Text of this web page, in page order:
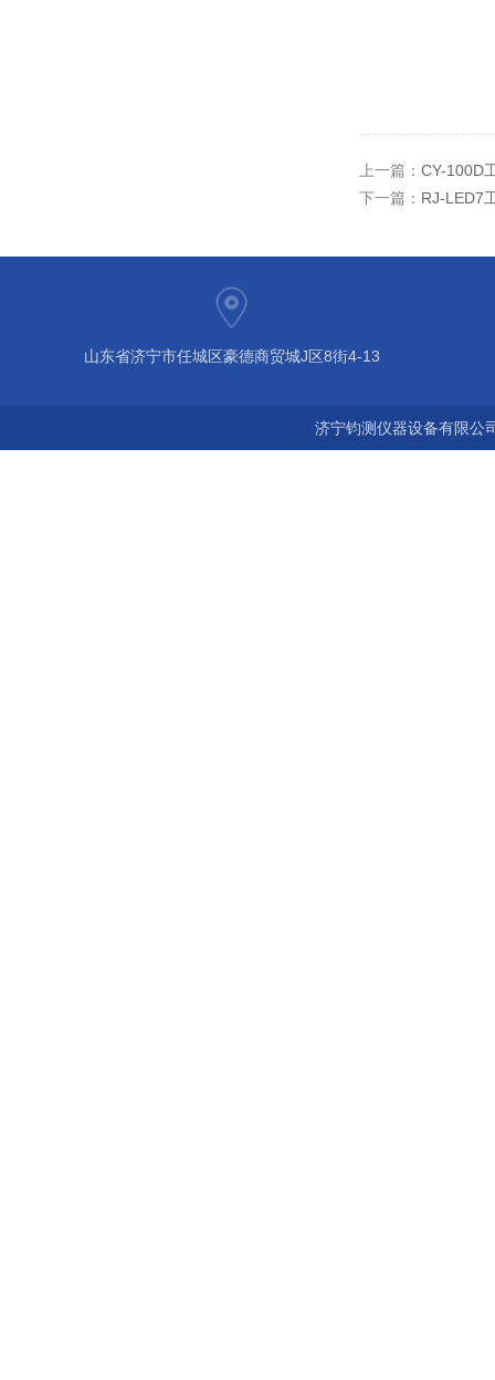
上一篇： CY-100D
下一篇： RJ-LED7
山东省济宁市任城区豪德商贸城J区8街4-13
济宁钧测仪器设备有限